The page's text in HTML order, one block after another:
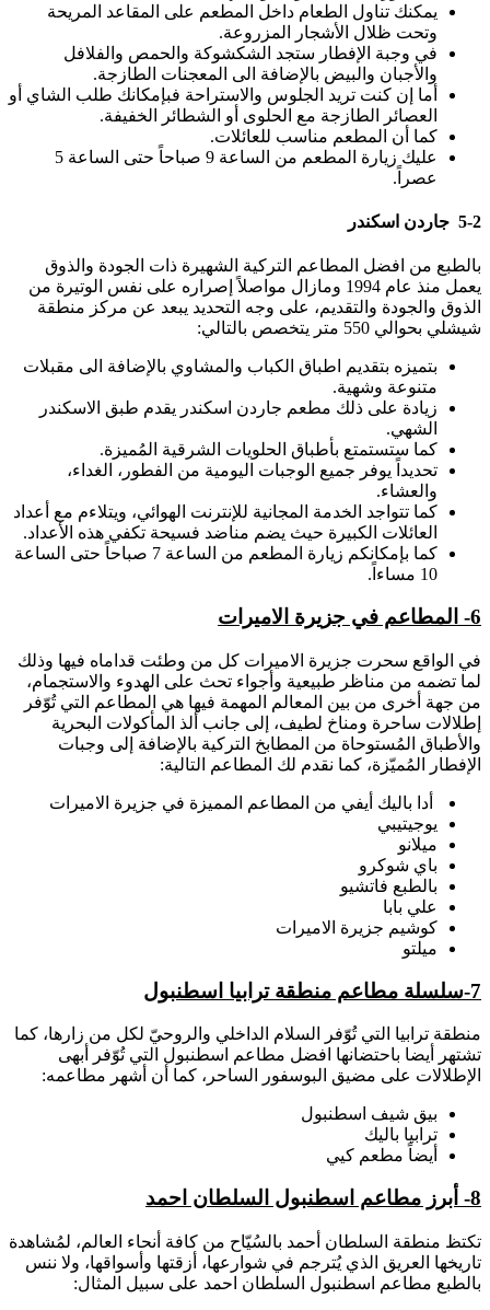
يمكنك تناول الطعام داخل المطعم على المقاعد المريحة
وتحت ظلال الأشجار المزروعة.
في وجبة الإفطار ستجد الشكشوكة والحمص والفلافل
والأجبان والبيض بالإضافة الى المعجنات الطازجة.
أما إن كنت تريد الجلوس والاستراحة فبإمكانك طلب الشاي أو
العصائر الطازجة مع الحلوى أو الشطائر الخفيفة.
كما أن المطعم مناسب للعائلات.
عليك زيارة المطعم من الساعة 9 صباحاً حتى الساعة 5
عصراً.
5-2 جاردن اسكندر
بالطبع من افضل المطاعم التركية الشهيرة ذات الجودة والذوق
يعمل منذ عام 1994 ومازال مواصلاً إصراره على نفس الوتيرة من
الذوق والجودة والتقديم، على وجه التحديد يبعد عن مركز منطقة
شيشلي بحوالي 550 متر يتخصص بالتالي:
بتميزه بتقديم اطباق الكباب والمشاوي بالإضافة الى مقبلات
متنوعة وشهية.
زيادة على ذلك مطعم جاردن اسكندر يقدم طبق الاسكندر
الشهي.
كما ستستمتع بأطباق الحلويات الشرقية المُميزة.
تحديداً يوفر جميع الوجبات اليومية من الفطور، الغداء،
والعشاء.
كما تتواجد الخدمة المجانية للإنترنت الهوائي، ويتلاءم مع أعداد
العائلات الكبيرة حيث يضم مناضد فسيحة تكفي هذه الأعداد.
كما بإمكانكم زيارة المطعم من الساعة 7 صباحاً حتى الساعة
10 مساءاً.
6- المطاعم في جزيرة الاميرات
في الواقع سحرت جزيرة الاميرات كل من وطئت قداماه فيها وذلك
لما تضمه من مناظر طبيعية وأجواء تحث على الهدوء والاستجمام،
من جهة أخرى من بين المعالم المهمة فيها هي المطاعم التي تُوّفر
إطلالات ساحرة ومناخ لطيف، إلى جانب ألذ المأكولات البحرية
والأطباق المُستوحاة من المطابخ التركية بالإضافة إلى وجبات
الإفطار المُميّزة، كما نقدم لك المطاعم التالية:
أدا باليك أيفي من المطاعم المميزة في جزيرة الاميرات
يوجيتيبي
ميلانو
باي شوكرو
بالطبع فاتشيو
علي بابا
كوشيم جزيرة الاميرات
ميلتو
7-سلسلة مطاعم منطقة ترابيا اسطنبول
منطقة ترابيا التي تُوّفر السلام الداخلي والروحيّ لكل من زارها، كما
تشتهر أيضا باحتضانها افضل مطاعم اسطنبول التي تُوّفر أبهى
الإطلالات على مضيق البوسفور الساحر، كما أن أشهر مطاعمه:
بيق شيف اسطنبول
ترابيا باليك
أيضاً مطعم كيي
8- أبرز مطاعم اسطنبول السلطان احمد
تكتظ منطقة السلطان أحمد بالسُيّاح من كافة أنحاء العالم، لمُشاهدة
تاريخها العريق الذي يُترجم في شوارعها، أزقتها وأسواقها، ولا ننس
بالطبع مطاعم اسطنبول السلطان احمد على سبيل المثال: